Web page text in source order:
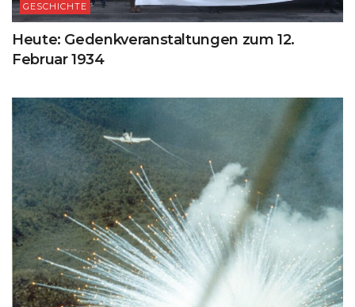
GESCHICHTE
Heute: Gedenkveranstaltungen zum 12.
Februar 1934